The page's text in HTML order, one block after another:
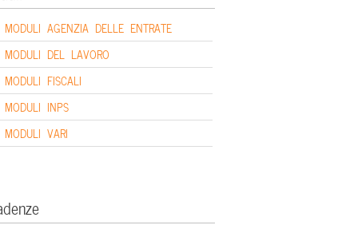
MODULI AGENZIA DELLE ENTRATE
MODULI DEL LAVORO
MODULI FISCALI
MODULI INPS
MODULI VARI